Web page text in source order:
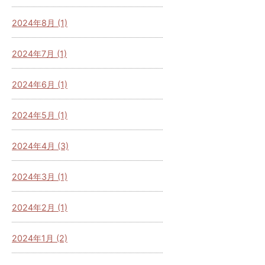
2024年8月 (1)
2024年7月 (1)
2024年6月 (1)
2024年5月 (1)
2024年4月 (3)
2024年3月 (1)
2024年2月 (1)
2024年1月 (2)